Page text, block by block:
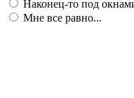
Наконец-то под
Мне все равно...